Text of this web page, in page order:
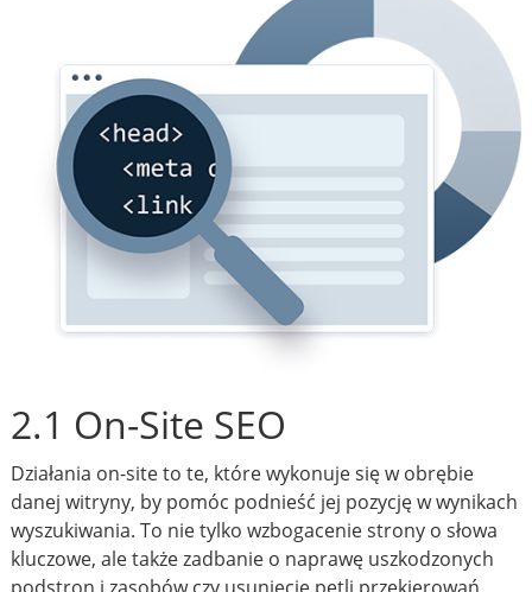
2.1 On-Site SEO
Działania on-site to te, które wykonuje się w obrębie
danej witryny, by pomóc podnieść jej pozycję w wynikach
wyszukiwania. To nie tylko wzbogacenie strony o słowa
kluczowe, ale także zadbanie o naprawę uszkodzonych
podstron i zasobów czy usunięcie pętli przekierowań.